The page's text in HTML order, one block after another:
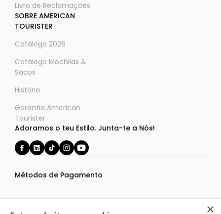
Livro de Reclamações
SOBRE AMERICAN
TOURISTER
Catálogo 2026
Catálogo Mochilas &
Sacos
História
Garantia American
Tourister
Adoramos o teu Estilo. Junta-te a Nós!
Métodos de Pagamento
×